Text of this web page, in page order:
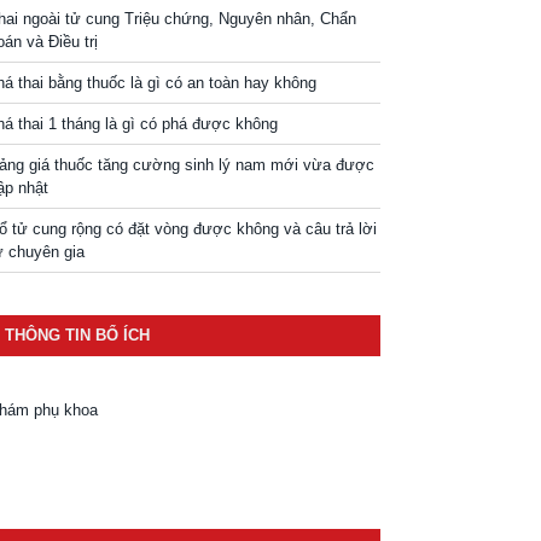
ngoài tử cung Triệu chứng, Nguyên nhân, Chẩn
và Điều trị
thai bằng thuốc là gì có an toàn hay không
thai 1 tháng là gì có phá được không
giá thuốc tăng cường sinh lý nam mới vừa được
nhật
tử cung rộng có đặt vòng được không và câu trả lời
chuyên gia
THÔNG TIN BỔ ÍCH
phụ khoa